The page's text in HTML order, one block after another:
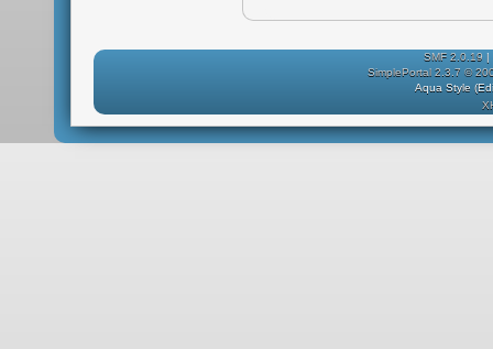
SMF 2.0.19 |
SimplePortal 2.3.7 ©
Aqua Style